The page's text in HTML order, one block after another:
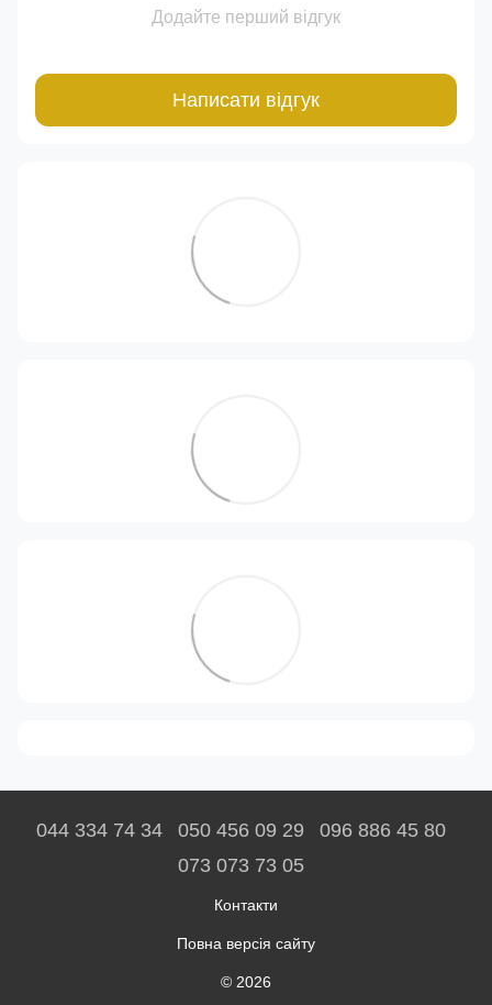
Додайте перший відгук
Написати відгук
044 334 74 34 050 456 09 29
096 886 45 80
073 073 73 05
Контакти
Повна версія сайту
© 2026